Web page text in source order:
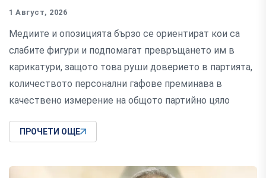
1 Август, 2026
Медиите и опозицията бързо се ориентират кои са
слабите фигури и подпомагат превръщането им в
карикатури, защото това руши доверието в партията,
количеството персонални гафове преминава в
качествено измерение на общото партийно цяло
ПРОЧЕТИ ОЩЕ